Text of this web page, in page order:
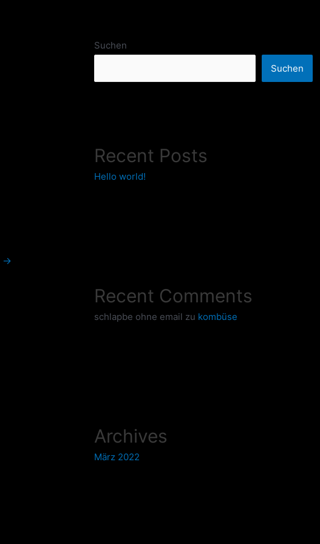
→
Suchen
Suchen
Recent Posts
Hello world!
Recent Comments
schlapbe ohne email zu kombüse
Archives
März 2022